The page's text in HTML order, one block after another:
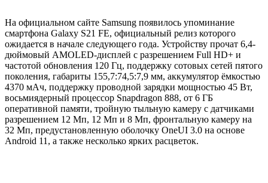
На официальном сайте Samsung появилось упоминание
смартфона Galaxy S21 FE, официальный релиз которого
ожидается в начале следующего года. Устройству прочат 6,4-
дюймовый AMOLED-дисплей с разрешением Full HD+ и
частотой обновления 120 Гц, поддержку сотовых сетей пятого
поколения, габариты 155,7:74,5:7,9 мм, аккумулятор ёмкостью
4370 мАч, поддержку проводной зарядки мощностью 45 Вт,
восьмиядерный процессор Snapdragon 888, от 6 ГБ
оперативной памяти, тройную тыльную камеру с датчиками
разрешением 12 Мп, 12 Мп и 8 Мп, фронтальную камеру на
32 Мп, предустановленную оболочку OneUI 3.0 на основе
Android 11, а также несколько ярких расцветок.